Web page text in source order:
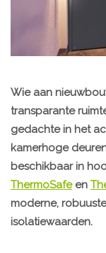
Wie aan
transparante
gedachte in het
kamerhoge
beschikbaar in
ThermoSafeen
moderne,
isolatiewaarden.